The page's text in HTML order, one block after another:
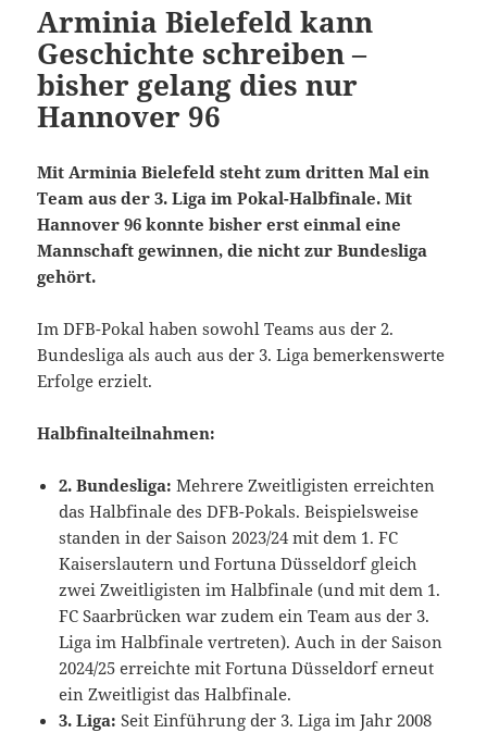
Arminia Bielefeld kann
Geschichte schreiben –
bisher gelang dies nur
Hannover 96
Mit Arminia Bielefeld steht zum dritten Mal ein
Team aus der 3. Liga im Pokal-Halbfinale. Mit
Hannover 96 konnte bisher erst einmal eine
Mannschaft gewinnen, die nicht zur Bundesliga
gehört.
Im DFB-Pokal haben sowohl Teams aus der 2.
Bundesliga als auch aus der 3. Liga bemerkenswerte
Erfolge erzielt.
Halbfinalteilnahmen:
2. Bundesliga: Mehrere Zweitligisten erreichten
das Halbfinale des DFB-Pokals. Beispielsweise
standen in der Saison 2023/24 mit dem 1. FC
Kaiserslautern und Fortuna Düsseldorf gleich
zwei Zweitligisten im Halbfinale (und mit dem 1.
FC Saarbrücken war zudem ein Team aus der 3.
Liga im Halbfinale vertreten). Auch in der Saison
2024/25 erreichte mit Fortuna Düsseldorf erneut
ein Zweitligist das Halbfinale.
3. Liga: Seit Einführung der 3. Liga im Jahr 2008